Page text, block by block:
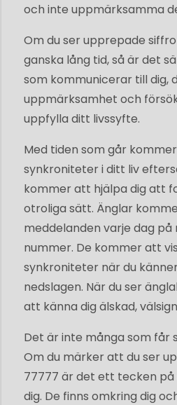
och inte uppmärksamma
Om du ser upprepade
ganska lång tid, så är det
som kommunicerar till dig,
uppmärksamhet och
uppfylla ditt livssyfte.
Med tiden som går
synkroniteter i ditt liv
kommer att hjälpa dig att
otroliga sätt. Änglar
meddelanden varje dag på
nummer. De kommer att
synkroniteter när du
nedslagen. När du ser
att känna dig älskad,
Det är inte många som får
Om du märker att du ser
77777 är det ett tecken
dig. De finns omkring dig